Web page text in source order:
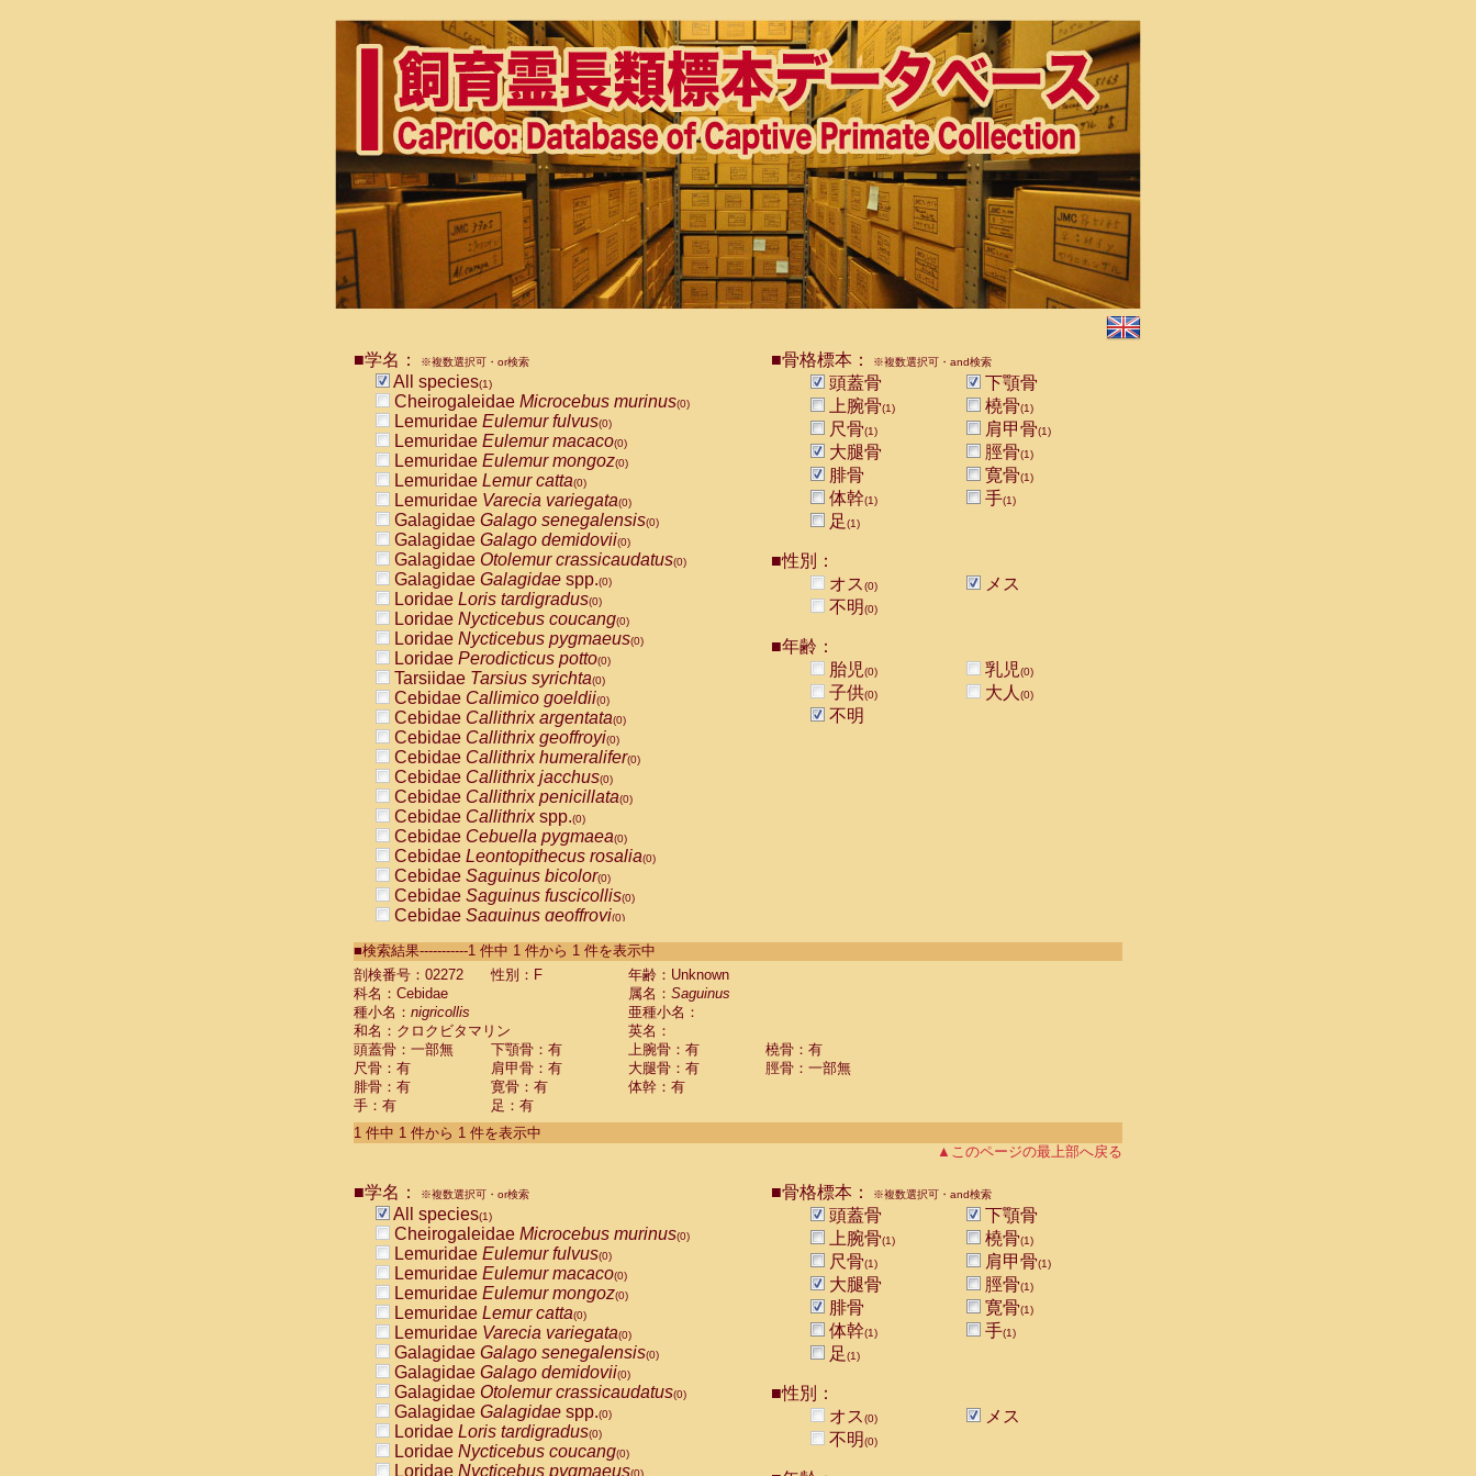
■学名： ※複数選択可・or検索
All species(1)
Cheirogaleidae Microcebus murinus(0)
Lemuridae Eulemur fulvus(0)
Lemuridae Eulemur macaco(0)
Lemuridae Eulemur mongoz(0)
Lemuridae Lemur catta(0)
Lemuridae Varecia variegata(0)
Galagidae Galago senegalensis(0)
Galagidae Galago demidovii(0)
Galagidae Otolemur crassicaudatus(0)
Galagidae Galagidae spp.(0)
Loridae Loris tardigradus(0)
Loridae Nycticebus coucang(0)
Loridae Nycticebus pygmaeus(0)
Loridae Perodicticus potto(0)
Tarsiidae Tarsius syrichta(0)
Cebidae Callimico goeldii(0)
Cebidae Callithrix argentata(0)
Cebidae Callithrix geoffroyi(0)
Cebidae Callithrix humeralifer(0)
Cebidae Callithrix jacchus(0)
Cebidae Callithrix penicillata(0)
Cebidae Callithrixspp.(0)
Cebidae Cebuella pygmaea(0)
Cebidae Leontopithecus rosalia(0)
Cebidae Saguinus bicolor(0)
Cebidae Saguinus fuscicollis(0)
Cebidae Saguinus geoffroyi(0)
CebidaeSaguinus labiatus(0)
Cebidae Saguinus leucopus (0)
Cebidae
CebidaeSaguinus mystax
CebidaeSaguinus nigricollis (1)
Cebidae Saguinus oedipus
Cebidae Saguinus weddelli
Cebidae Saguinusspp.
Cebidae Aotus trivirgatus
Cebidae Cebus albifrons
CebidaeCebus nigrivittatus
CebidaeCebus
CebidaeSaimiri boliviensis(0)
CebidaeSaimiri sciureus(0)
AtelidaeAlouatta caraya(0)
AtelidaeAlouatta fusca(0)
AtelidaeAlouatta seniculus
AtelidaeAlouattaspp.(0)
AtelidaeAteles belzebuth(0)
AtelidaeAteles geoffroyi(0)
AtelidaeAteles paniscus(0)
AtelidaeAtelesspp.(0)
Atelidae Lagothrix lagothricha
AtelidaeLagothrix lagothricha cana
PitheciidaeCacajao calvus rubicundus
■骨格標本： ※複数選択可・and検索
頭蓋骨
下顎骨
上腕骨(1) 橈骨(1)
尺骨(1) 肩甲骨(1)
大腿骨 脛骨(1)
腓骨 寛骨(1)
体幹(1) 手(1)
足(1)
■性別：
オス(0)
メス
不明(0)
■年齢：
胎児(0) 乳児(0)
子供(0) 大人 (0)
不明
■検索結果-----------1 件中 1 件から 1 件を表示中
剖検番号：02272
性別：F
年齢：Unknown
科名：Cebidae
属名： Saguinus
種小名： nigricollis
亜種小名：
和名：クロクビタマリン
英名：
頭蓋骨：一部無
下顎骨：有 上腕骨：有
橈骨：有
尺骨：有
肩甲骨：有 大腿骨：有
脛骨：一部無
腓骨：有
寛骨：有
体幹：有
手：有
足：有
1 件中 1 件から 1 件を表示中
▲このページの最上部へ戻る
■学名： ※複数選択可・or検索
All species(1)
Cheirogaleidae Microcebus murinus(0)
Lemuridae Eulemur fulvus(0)
Lemuridae Eulemur macaco(0)
Lemuridae Eulemur mongoz(0)
Lemuridae Lemur catta(0)
Lemuridae Varecia variegata(0)
Galagidae Galago senegalensis(0)
Galagidae Galago demidovii(0)
Galagidae Otolemur crassicaudatus(0)
Galagidae Galagidae spp.(0)
Loridae Loris tardigradus(0)
Loridae Nycticebus coucang(0)
Loridae Nycticebus pygmaeus(0)
■骨格標本： ※複数選択可・and検索
頭蓋骨
下顎骨
上腕骨(1) 橈骨(1)
尺骨(1) 肩甲骨(1)
大腿骨 脛骨(1)
腓骨 寛骨(1)
体幹(1) 手(1)
足(1)
■性別：
オス(0)
メス
不明(0)